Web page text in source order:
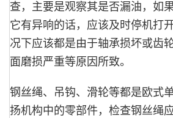
查，主要是观察其是否漏油，如
它有异响的话，应该及时停机打
况下应该都是由于轴承损坏或齿
面磨损严重等原因所致。
钢丝绳、吊钩、滑轮等都是欧式
扬机构中的零部件，检查钢丝绳